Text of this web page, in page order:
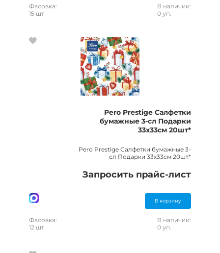
Фасовка:
15 шт
В наличии:
0 уп.
Pero Prestige Салфетки
бумажные 3-сл Подарки
33х33см 20шт*
Pero Prestige Салфетки бумажные 3-
сл Подарки 33х33см 20шт*
Запросить прайс-лист
В корзину
Фасовка:
12 шт
В наличии:
0 уп.